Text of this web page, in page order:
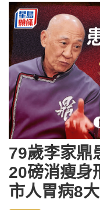
79歲李家鼎
20磅消瘦身
市人胃病8